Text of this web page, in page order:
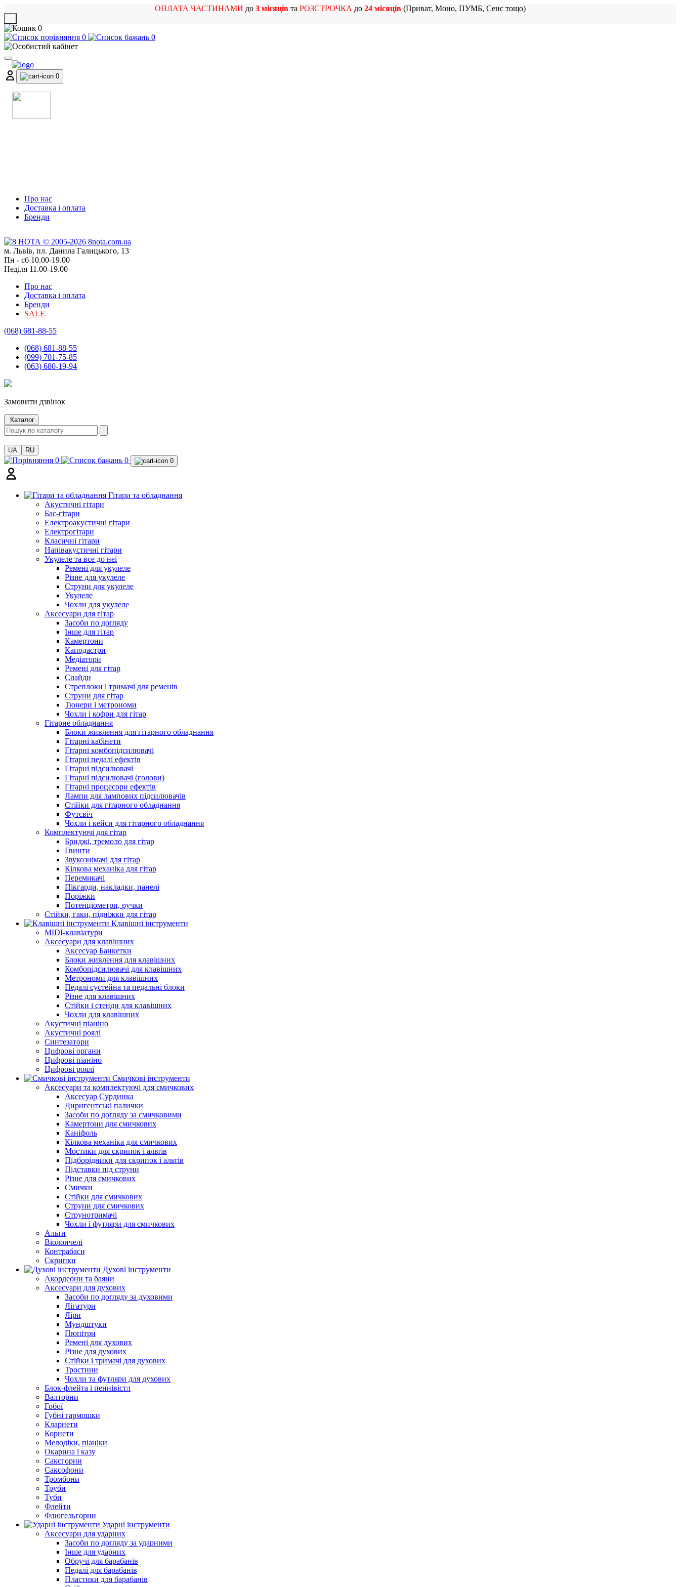
ОПЛАТА ЧАСТИНАМИ до 3 місяцівта РОЗСТРОЧКА до 24 місяців(Приват, Моно, ПУМБ, Сенс тощо)
0
0
0
0
Про нас
Доставка і оплата
Бренди
м. Львів, пл. Данила Галицького, 13
Пн - сб 10.00-19.00
Неділя 11.00-19.00
Про нас
Доставка і оплата
Бренди
SALE
(068) 681-88-55
(068) 681-88-55
(099) 701-75-85
(063) 680-19-94
Замовити дзвінок
Каталог
UA RU
0 0 0
Гітари та обладнання
Акустичні гітари
Бас-гітари
Електроакустичні гітари
Електрогітари
Класичні гітари
Напівакустичні гітари
Укулеле та все до неї
Ремені для укулеле
Різне для укулеле
Струни для укулеле
Укулеле
Чохли для укулеле
Аксесуари для гітар
Засоби по догляду
Інше для гітар
Камертони
Каподастри
Медіатори
Ремені для гітар
Слайди
Стреплоки і тримачі для ременів
Струни для гітар
Тюнери і метрономи
Чохли і кофри для гітар
Гітарне обладнання
Блоки живлення для гітарного обладнання
Гітарні кабінети
Гітарні комбопідсилювачі
Гітарні педалі ефектів
Гітарні підсилювачі
Гітарні підсилювачі (голови)
Гітарні процесори ефектів
Лампи для лампових підсилювачів
Стійки для гітарного обладнання
Футсвіч
Чохли і кейси для гітарного обладнання
Комплектуючі для гітар
Бриджі, тремоло для гітар
Гвинти
Звукознімачі для гітар
Кілкова механіка для гітар
Перемикачі
Пікгарди, накладки, панелі
Поріжки
Потенціометри, ручки
Стійки, гаки, підніжки для гітар
Клавішні інструменти
MIDI-клавіатури
Аксесуари для клавішних
Аксесуар Банкетки
Блоки живлення для клавішних
Комбопідсилювачі для клавішних
Метрономи для клавішних
Педалі сустейна та педальні блоки
Різне для клавішних
Стійки і стенди для клавішних
Чохли для клавішних
Акустичні піаніно
Акустичні роялі
Синтезатори
Цифрові органи
Цифрові піаніно
Цифрові роялі
Смичкові інструменти
Аксесуари та комплектуючі для смичкових
Аксесуар Сурдинка
Диригентські палички
Засоби по догляду за смичковими
Камертони для смичкових
Каніфоль
Кілкова механіка для смичкових
Мостики для скрипок і альтів
Підборiдники для скрипок і альтів
Підставки під струни
Різне для смичкових
Смички
Стійки для смичкових
Струни для смичкових
Струнотримачі
Чохли і футляри для смичкових
Альти
Віолончелі
Контрабаси
Скрипки
Духові інструменти
Акордеони та баяни
Аксесуари для духових
Засоби по догляду за духовими
Лігатури
Ліри
Мундштуки
Пюпітри
Ремені для духових
Різне для духових
Стійки і тримачі для духових
Тростини
Чохли та футляри для духових
Блок-флейта і пеннівістл
Валторни
Гобої
Губні гармошки
Кларнети
Корнети
Мелодіки, піаніки
Окарина і казу
Саксгорни
Саксофони
Тромбони
Труби
Туби
Флейти
Флюгельгорни
Ударні інструменти
Аксесуари для ударних
Засоби по догляду за ударними
Інше для ударних
Обручі для барабанів
Педалі для барабанів
Пластики для барабанів